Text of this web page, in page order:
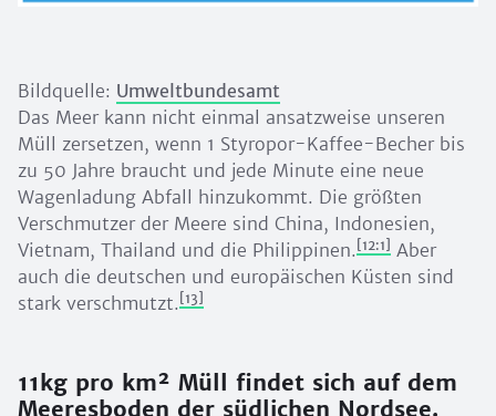
Bildquelle: Umweltbundesamt
Das Meer kann nicht einmal ansatzweise unseren
Müll zersetzen, wenn 1 Styropor-Kaffee-Becher bis
zu 50 Jahre braucht und jede Minute eine neue
Wagenladung Abfall hinzukommt. Die größten
Verschmutzer der Meere sind China, Indonesien,
Vietnam, Thailand und die Philippinen. [12:1]
Aber
auch die deutschen und europäischen Küsten sind
stark verschmutzt. [13]
11kg pro km² Müll findet sich auf dem
Meeresboden der südlichen Nordsee.